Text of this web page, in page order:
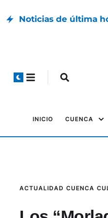
Noticias de última
INICIO CUENCA
ACTUALIDAD CUENCA